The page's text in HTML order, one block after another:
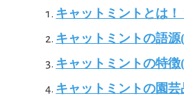
キャットミントとは！
キャットミントの語源
キャットミントの特徴
キャットミントの園芸